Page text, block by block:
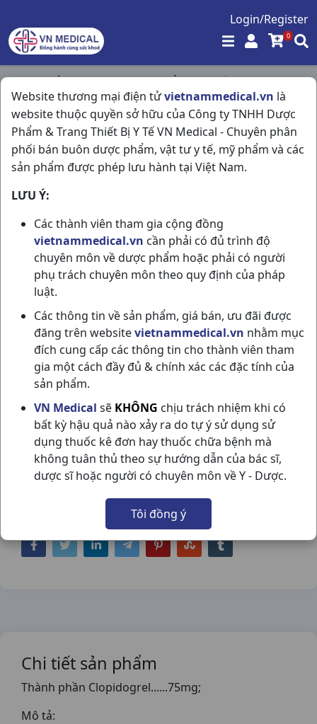
Login/Register
0
Website thương mại điện tửvietnammedical.vn là
website thuộc quyền sở hữu của Công ty TNHH Dược
Phẩm & Trang Thiết Bị Y Tế VN Medical - Chuyên phân
phối bán buôn dược phẩm, vật tư y tế, mỹ phẩm và các
sản phẩm được phép lưu hành tại Việt Nam.
LƯU Ý:
Các thành viên tham gia cộng đồng
vietnammedical.vn cần phải có đủ trình độ
chuyên môn về dược phẩm hoặc phải có người
phụ trách chuyên môn theo quy định của pháp
luật.
Các thông tin về sản phẩm, giá bán, ưu đãi được
đăng trên websitevietnammedical.vn nhằm mục
đích cung cấp các thông tin cho thành viên tham
gia một cách đầy đủ & chính xác các đặc tính của
sản phẩm.
VN Medical sẽ KHÔNG chịu trách nhiệm khi có
bất kỳ hậu quả nào xảy ra do tự ý sử dụng sử
dụng thuốc kê đơn hay thuốc chữa bệnh mà
không tuân thủ theo sự hướng dẫn của bác sĩ,
dược sĩ hoặc người có chuyên môn về Y - Dược.
Tôi đồng ý
Trang chủ / Tim Mạch - Lợi Tiểu- Nội Tiết /
Noklot Clopidogel 75mg H100v India
NOKLOT CLOPIDOGEL 75MG H100V
INDIA
NSX:India
Nhóm hàng:
Tim Mạch - Lợi Tiểu- Nội Tiết,
Chia sẻ qua mạng xã hội:
Chi tiết sản phẩm
Thành phần Clopidogrel......75mg;
Mô tả: